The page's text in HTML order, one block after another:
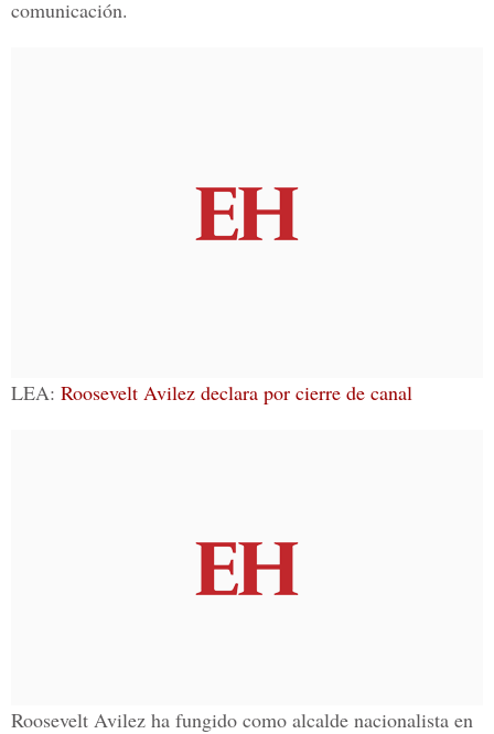
comunicación.
LEA: Roosevelt Avilez declara por cierre de canal
Roosevelt Avilez ha fungido como alcalde nacionalista en